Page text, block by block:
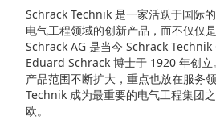
Schrack Technik 是一家活跃于国际
电气工程领域的创新产品，而不仅仅
Schrack AG 是当今 Schrack Technik
Eduard Schrack 博士于 1920 年创
产品范围不断扩大，重点也放在服务
Technik 成为最重要的电气工程集团
欧。